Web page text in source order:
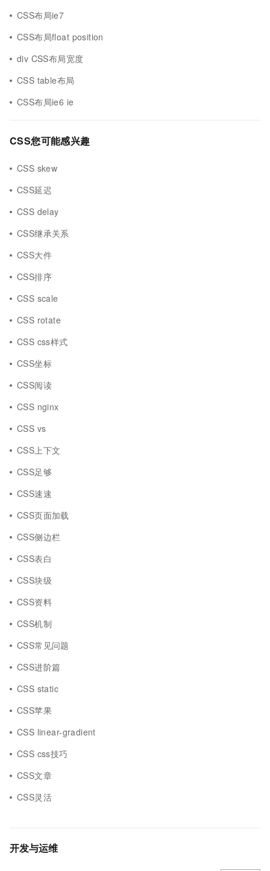
CSS布局ie7
CSS布局float position
div CSS布局宽度
CSS table布局
CSS布局ie6 ie
CSS您可能感兴趣
CSS skew
CSS延迟
CSS delay
CSS继承关系
CSS大件
CSS排序
CSS scale
CSS rotate
CSS css样式
CSS坐标
CSS阅读
CSS nginx
CSS vs
CSS上下文
CSS足够
CSS速速
CSS页面加载
CSS侧边栏
CSS表白
CSS块级
CSS资料
CSS机制
CSS常见问题
CSS进阶篇
CSS static
CSS苹果
CSS linear-gradient
CSS css技巧
CSS文章
CSS灵活
开发与运维